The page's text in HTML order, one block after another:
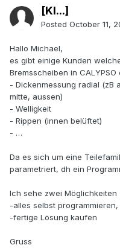
[Kl...]
Posted October 11,
Hallo Michael,
es gibt einige Kunden
Bremsscheiben in
- Dickenmessung radial (zB
mitte, aussen)
- Welligkeit
- Rippen (innen belüftet)
- …
Da es sich um eine
parametriert, dh ein
Ich sehe zwei Möglichkeiten
-alles selbst
-fertige Lösung kaufen
Gruss